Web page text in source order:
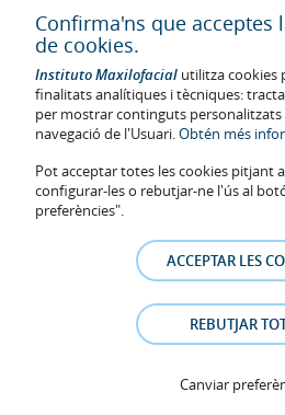
Última actualització: 2023
Num. d'autorització de centre sanitari:
La informació present a la web no
relació metge-pacient. En cas de dubte,
apareixen a la web estan publicades
retiraran a qualsevol moment a petició
Confirma'ns que acceptes
de cookies.
Instituto Maxilofacial utilitza cookies
finalitats analítiques i tècniques:
per mostrar continguts personalitzats
navegació de l'Usuari.Obtén més
Pot acceptar totes les cookies pitjant
configurar-les o rebutjar-ne l'ús al
preferències".
ACCEPTAR LES
REBUTJAR
Canviar